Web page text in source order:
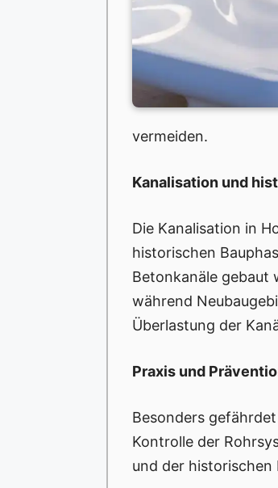
vermeiden.
Kanalisation und
Die Kanalisation in
historischen
Betonkanäle gebaut
während
Überlastung der
Praxis und
Besonders
Kontrolle der
und der historischen